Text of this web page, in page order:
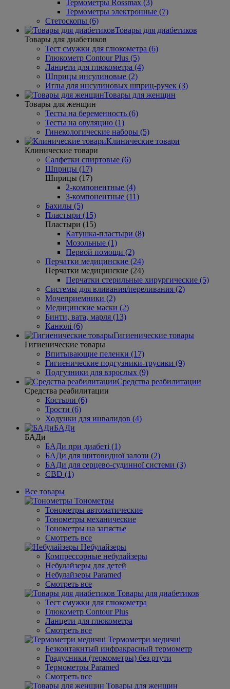
Термометры Rossmax (3)
Термометры электронные (7)
Стетоскопы (6)
Товары для диабетиков
Товары для диабетиков
Тест смужки для глюкометра (6)
Глюкометр Contour Plus (5)
Ланцети для глюкометра (4)
Шприцы инсулиновые (2)
Иглы для инсулиновых шприц-ручек (3)
Товары для женщин
Товары для женщин
Тесты на беременность (6)
Тесты на овуляцию (1)
Гинекологические наборы (5)
Клинические товари
Клинические товари
Салфетки спиртовые (6)
Шприцы (17)
Шприцы (17)
2-компонентные (4)
3-компонентные (11)
Бахилы (5)
Пластыри (15)
Пластыри (15)
Катушка-пластыри (8)
Мозольные (1)
Первой помощи (2)
Перчатки медицинские (24)
Перчатки медицинские (24)
Перчатки стерильные хирургические (5)
Системы для вливания/переливания (2)
Мочеприемники (2)
Медицинские маски (2)
Бинти, вата, марля (13)
Канюлі (6)
Гигиенические товары
Гигиенические товары
Впитывающие пеленки (17)
Гигиенические подгузники-трусики (9)
Подгузники для взрослых (9)
Средства реабилитации
Средства реабилитации
Костыли (6)
Трости (6)
Ходунки для инвалидов (4)
БАДи
БАДи
БАДи при диабеті (1)
БАДи для щитовидної залози (2)
БАДи для серцево-судинної системи (3)
CBD (1)
Все товары
Тонометры
Тонометры автоматические
Тонометры механические
Тонометры на запястье
Смотреть все
Небулайзеры
Компрессорные небулайзеры
Небулайзеры для детей
Небулайзеры Paramed
Смотреть все
Товары для диабетиков
Тест смужки для глюкометра
Глюкометр Contour Plus
Ланцети для глюкометра
Смотреть все
Термометри медичні
Безконтакнтый инфракрасный термометр
Градусники (термометры) без ртути
Термометры Paramed
Смотреть все
Товары для женщин